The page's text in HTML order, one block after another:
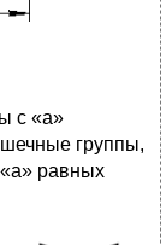
с «а»
группы,
равных